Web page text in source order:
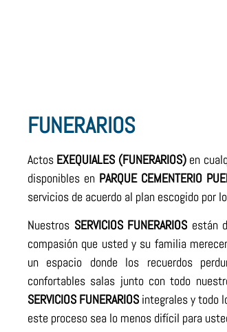
FUNERARIOS
Actos EXEQUIALES (FUNERARIOS)en
disponibles en PARQUE CEMENTERIO
servicios de acuerdo al plan escogido por
Nuestros SERVICIOS FUNERARIOSestán
compasión que usted y su familia
un espacio donde los recuerdos
confortables salas junto con todo
SERVICIOS FUNERARIOSintegrales y todo
este proceso sea lo menos difícil para